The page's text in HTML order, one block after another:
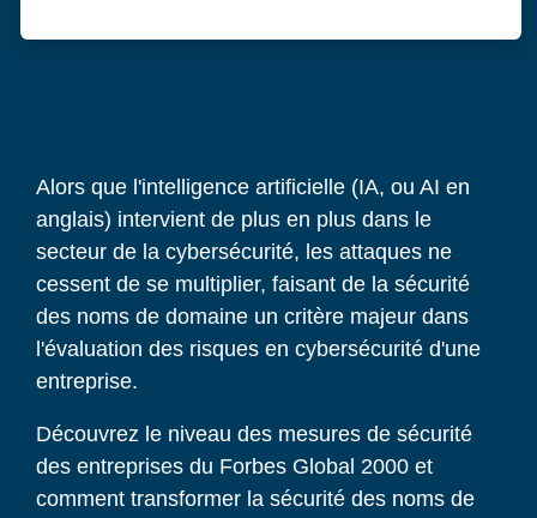
Alors que l'intelligence artificielle (IA, ou AI en
anglais) intervient de plus en plus dans le
secteur de la cybersécurité, les attaques ne
cessent de se multiplier, faisant de la sécurité
des noms de domaine un critère majeur dans
l'évaluation des risques en cybersécurité d'une
entreprise.
Découvrez le niveau des mesures de sécurité
des entreprises du Forbes Global 2000 et
comment transformer la sécurité des noms de